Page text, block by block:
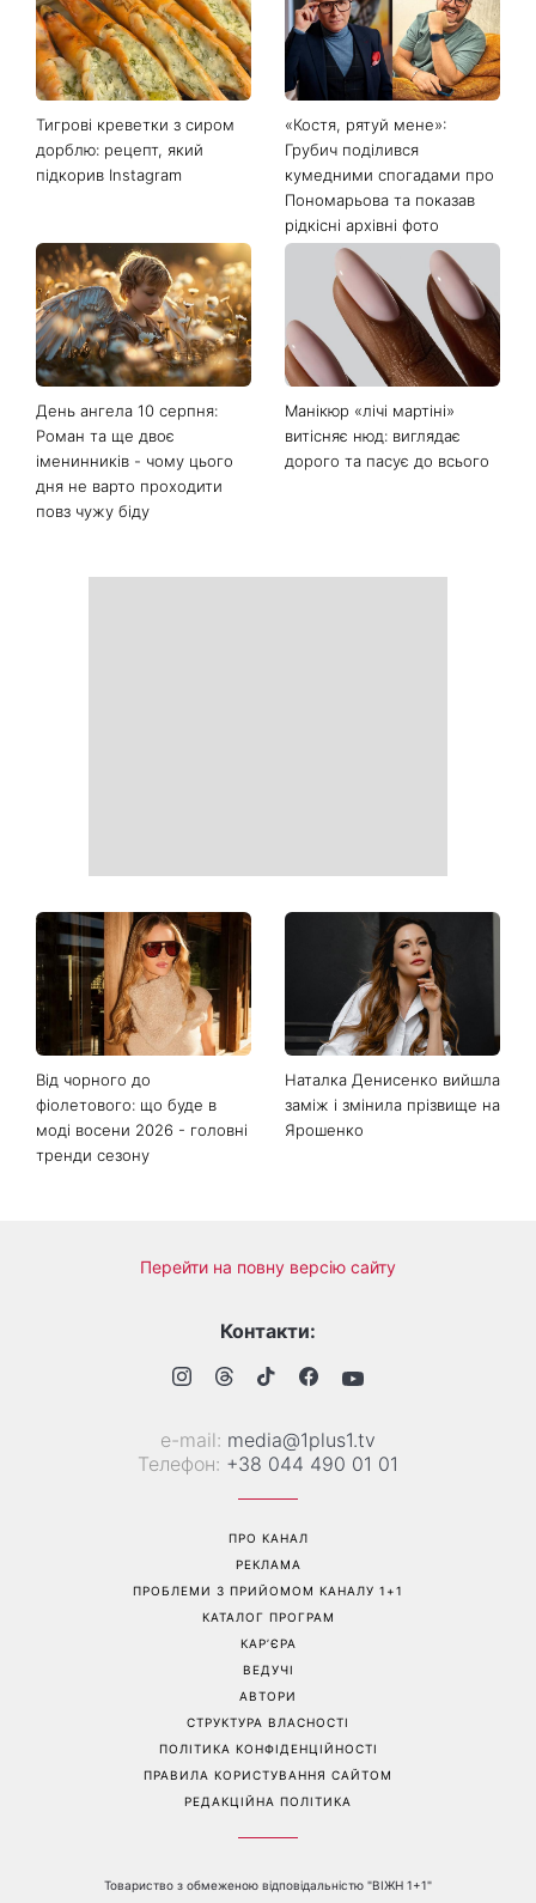
Останні новини
День ангела 10 серпня:
Роман та ще двоє
іменинників - чому цього
дня не варто проходити
повз чужу біду
Манікюр «лічі мартіні»
витісняє нюд: виглядає
дорого та пасує до всього
Від чорного до
фіолетового: що буде в
моді восени 2026 - головні
Наталка Денисенко вийшла
заміж і змінила прізвище на
Ярошенко